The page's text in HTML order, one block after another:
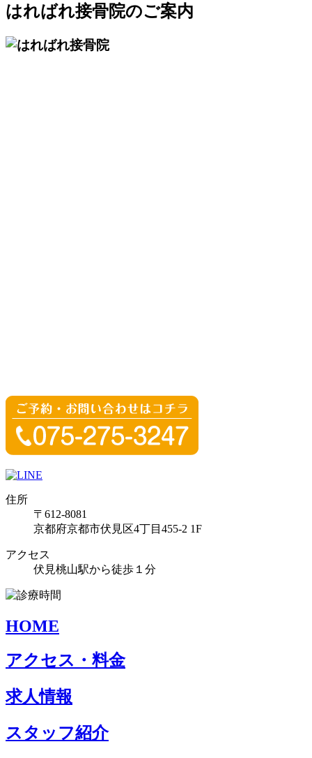
はればれ接骨院のご案内
住所
〒612-8081
京都府京都市伏見区4丁目455-2 1F
アクセス
伏見桃山駅から徒歩１分
HOME
アクセス・料金
求人情報
スタッフ紹介